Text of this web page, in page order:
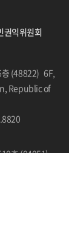
권익위원회
층 (48822) 6F,
Republic of
호 (04051)